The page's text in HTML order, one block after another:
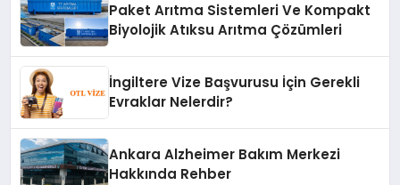
Paket Arıtma Sistemleri Ve Kompakt
Biyolojik Atıksu Arıtma Çözümleri
İngiltere Vize Başvurusu İçin Gerekli
Evraklar Nelerdir?
Ankara Alzheimer Bakım Merkezi
Hakkında Rehber